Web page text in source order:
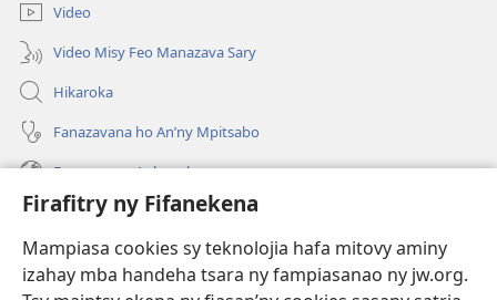
Firafitry ny Fifanekena
Mampiasa cookies sy teknolojia hafa mitovy aminy
izahay mba handeha tsara ny fampiasanao ny jw.org.
Video
Video Misy Feo Manazava Sary
Hikaroka
Fanazavana ho An’ny Mpitsabo
Fanazavana Ankapobeny
Fanampiana
Fanomezana
(manokatra